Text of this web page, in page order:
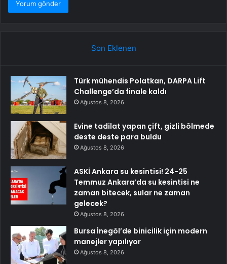
Son Eklenen
Türk mühendis Polatkan, DARPA Lift
Challenge’da finale kaldı
Ağustos 8, 2026
Evine tadilat yapan çift, gizli bölmede
deste deste para buldu
Ağustos 8, 2026
ASKİ Ankara su kesintisi! 24-25
Temmuz Ankara’da su kesintisi ne
zaman bitecek, sular ne zaman
gelecek?
Ağustos 8, 2026
Bursa İnegöl’de binicilik için modern
manejler yapılıyor
Ağustos 8, 2026